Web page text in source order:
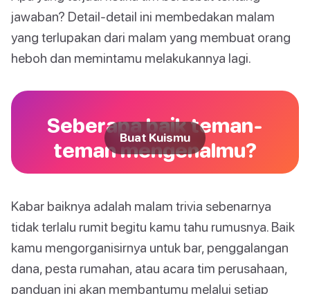
jawaban? Detail-detail ini membedakan malam
yang terlupakan dari malam yang membuat orang
heboh dan memintamu melakukannya lagi.
Seberapa baik teman-
teman mengenalmu?
Buat Kuismu
Kabar baiknya adalah malam trivia sebenarnya
tidak terlalu rumit begitu kamu tahu rumusnya. Baik
kamu mengorganisirnya untuk bar, penggalangan
dana, pesta rumahan, atau acara tim perusahaan,
panduan ini akan membantumu melalui setiap